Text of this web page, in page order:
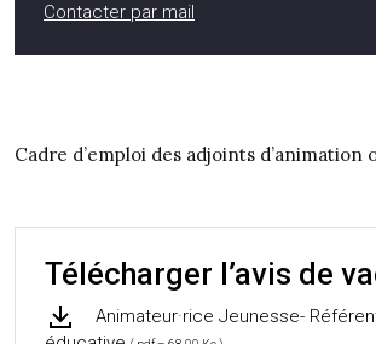
Contacter par mail
Cadre d’emploi des adjoints d’animation
Télécharger l’avis de
Animateur·rice Jeunesse-